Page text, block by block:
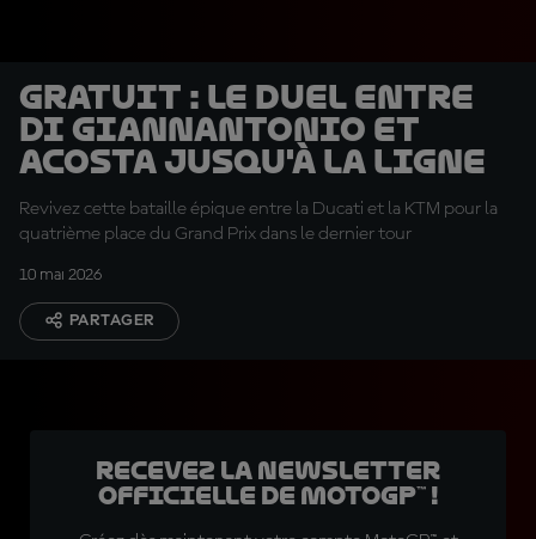
GRATUIT : le duel entre
Di Giannantonio et
Acosta jusqu'à la ligne
Revivez cette bataille épique entre la Ducati et la KTM pour la
quatrième place du Grand Prix dans le dernier tour
10 mai 2026
PARTAGER
Recevez la Newsletter
officielle de MotoGP™ !